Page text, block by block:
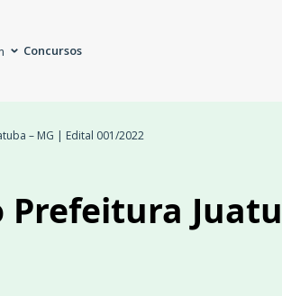
Concursos
– MG | Edital 001/2022
Prefeitura